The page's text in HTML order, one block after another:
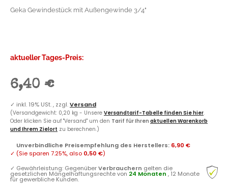
Geka Gewindestück mit Außengewinde 3/4"
aktueller Tages-Preis:
6,40 €
✓ inkl. 19% USt. , zzgl.Versand
(Versandgewicht: 0,20 kg - Unsere Versandtarif-Tabelle finden Sie hier.
Oder klicken Sie auf "Versand" um den Tarif für Ihren aktuellen Warenkorb
und Ihrem Zielort zu berechnen.)
Unverbindliche Preisempfehlung des Herstellers: 6,90 €
✓ (Sie sparen 7.25%, also 0,50 €)
✓ Gewährleistung: GegenüberVerbrauchern gelten die
gesetzlichen Mängelhaftungsrechte von 24 Monaten , 12 Monate
für gewerbliche Kunden.